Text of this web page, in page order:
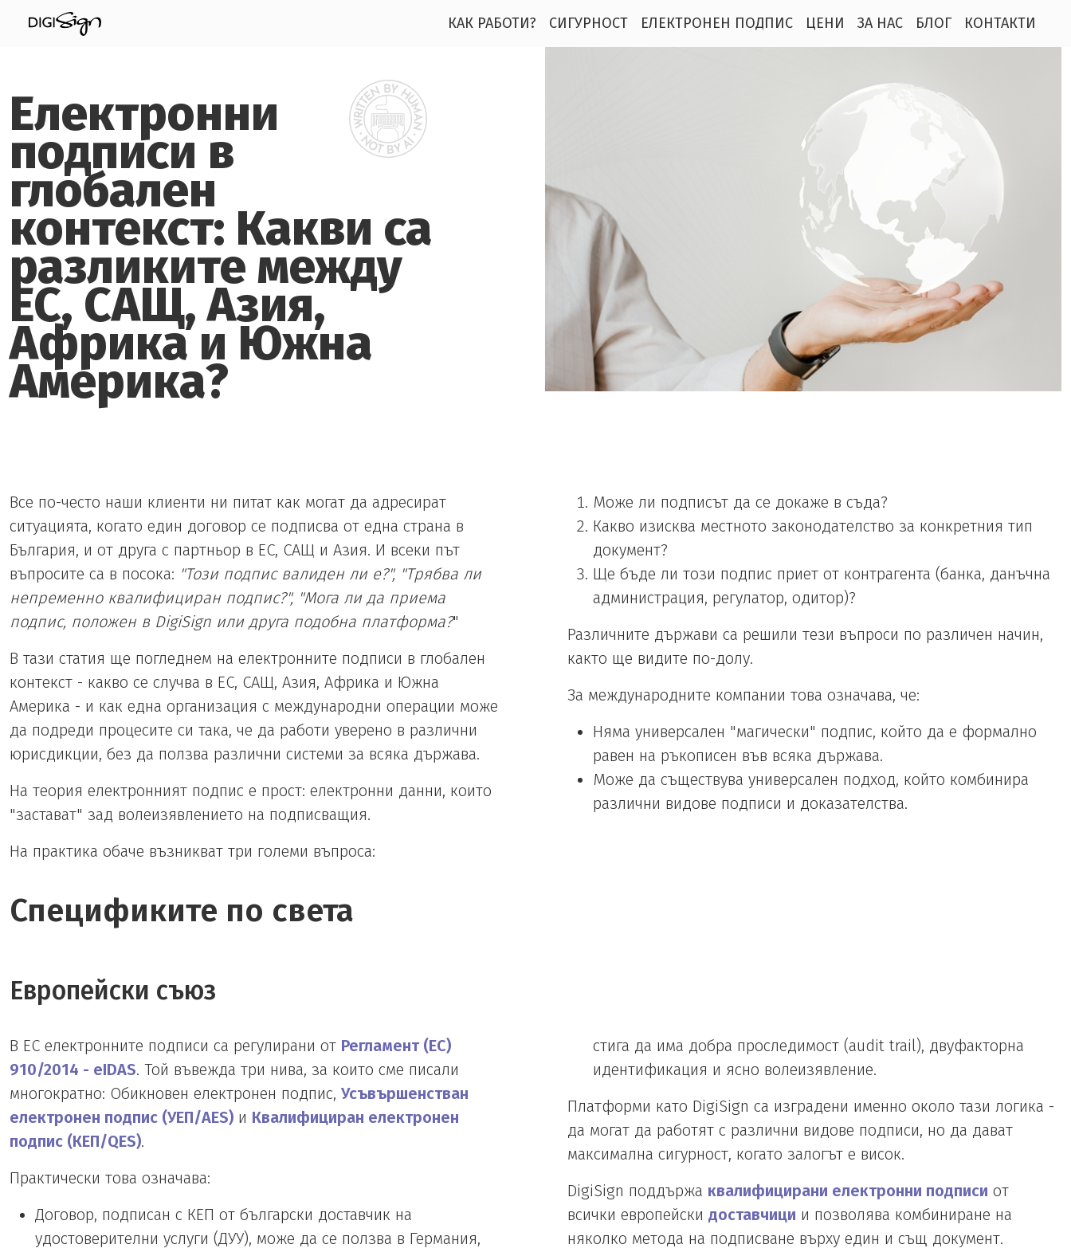
КАК РАБОТИ? СИГУРНОСТ ЕЛЕКТРОНЕН ПОДПИС ЦЕНИ ЗА НАС БЛОГ КОНТАКТИ
Електронни
подписи в
глобален
контекст: Какви са
разликите между
ЕС, САЩ, Азия,
Африка и Южна
Америка?
Все по-често наши клиенти ни питат как могат да адресират
ситуацията, когато един договор се подписва от една страна в
България, и от друга с партньор в ЕС, САЩ и Азия. И всеки път
въпросите са в посока: "Този подпис валиден ли е?", "Трябва ли
непременно квалифициран подпис?", "Мога ли да приема
подпис, положен в DigiSign или друга подобна платформа?"
В тази статия ще погледнем на електронните подписи в глобален
контекст - какво се случва в ЕС, САЩ, Азия, Африка и Южна
Америка - и как една организация с международни операции може
да подреди процесите си така, че да работи уверено в различни
юрисдикции, без да ползва различни системи за всяка държава.
На теория електронният подпис е прост: електронни данни, които
"застават" зад волеизявлението на подписващия.
На практика обаче възникват три големи въпроса:
Може ли подписът да се докаже в съда?
Какво изисква местното законодателство за конкретния тип
документ?
Ще бъде ли този подпис приет от контрагента (банка, данъчна
администрация, регулатор, одитор)?
Различните държави са решили тези въпроси по различен начин,
както ще видите по-долу.
За международните компании това означава, че:
Няма универсален "магически" подпис, който да е формално
равен на ръкописен във всяка държава.
Може да съществува универсален подход, който комбинира
различни видове подписи и доказателства.
Спецификите по света
Европейски съюз
В ЕС електронните подписи са регулирани от Регламент (ЕС)
910/2014 - eIDAS. Той въвежда три нива, за които сме писали
многократно: Обикновен електронен подпис, Усъвършенстван
електронен подпис (УЕП/AES) и Квалифициран електронен
подпис (КЕП/QES).
Практически това означава:
Договор, подписан с КЕП от български доставчик на
удостоверителни услуги (ДУУ), може да се ползва в Германия,
стига да има добра проследимост (audit trail), двуфакторна
идентификация и ясно волеизявление.
Платформи като DigiSign са изградени именно около тази логика -
да могат да работят с различни видове подписи, но да дават
максимална сигурност, когато залогът е висок.
DigiSign поддържа квалифицирани електронни подписи от
всички европейски доставчици и позволява комбиниране на
няколко метода на подписване върху един и същ документ.